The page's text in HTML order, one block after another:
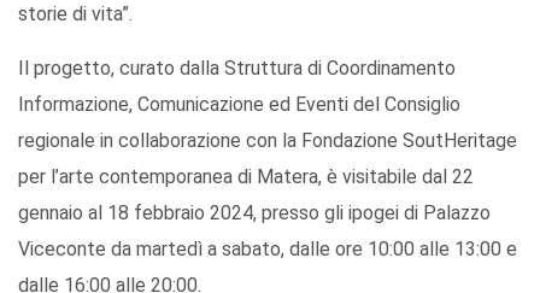
storie di vita”.
Il progetto, curato dalla Struttura di Coordinamento
Informazione, Comunicazione ed Eventi del Consiglio
regionale in collaborazione con la Fondazione SoutHeritage
per l’arte contemporanea di Matera, è visitabile dal 22
gennaio al 18 febbraio 2024, presso gli ipogei di Palazzo
Viceconte da martedì a sabato, dalle ore 10:00 alle 13:00 e
dalle 16:00 alle 20:00.